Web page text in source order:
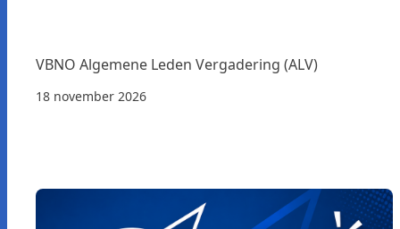
VBNO Algemene Leden Vergadering (ALV)
18 november 2026